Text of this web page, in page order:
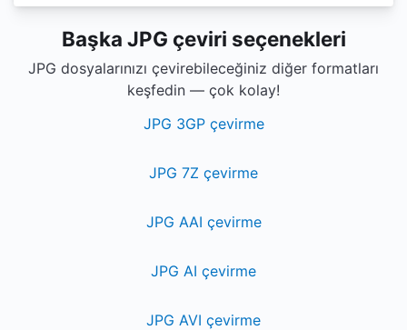
Başka JPG çeviri seçenekleri
JPG dosyalarınızı çevirebileceğiniz diğer formatları
keşfedin — çok kolay!
JPG 3GP çevirme
JPG 7Z çevirme
JPG AAI çevirme
JPG AI çevirme
JPG AVI çevirme